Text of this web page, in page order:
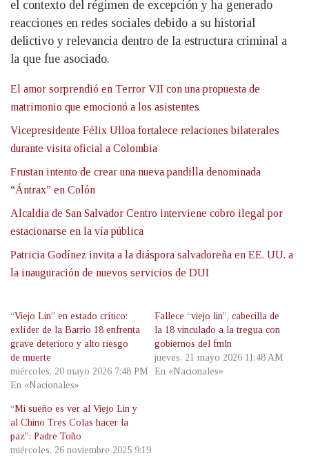
el contexto del régimen de excepción y ha generado
reacciones en redes sociales debido a su historial
delictivo y relevancia dentro de la estructura criminal a
la que fue asociado.
El amor sorprendió en Terror VII con una propuesta de
matrimonio que emocionó a los asistentes
Vicepresidente Félix Ulloa fortalece relaciones bilaterales
durante visita oficial a Colombia
Frustan intento de crear una nueva pandilla denominada
“Ántrax” en Colón
Alcaldía de San Salvador Centro interviene cobro ilegal por
estacionarse en la vía pública
Patricia Godínez invita a la diáspora salvadoreña en EE. UU. a
la inauguración de nuevos servicios de DUI
“Viejo Lin” en estado crítico:
exlíder de la Barrio 18 enfrenta
grave deterioro y alto riesgo
de muerte
miércoles, 20 mayo 2026 7:48 PM
En «Nacionales»
Fallece “viejo lin”, cabecilla de
la 18 vinculado a la tregua con
gobiernos del fmln
jueves, 21 mayo 2026 11:48 AM
En «Nacionales»
“Mi sueño es ver al Viejo Lin y
al Chino Tres Colas hacer la
paz”: Padre Toño
miércoles, 26 noviembre 2025 9:19